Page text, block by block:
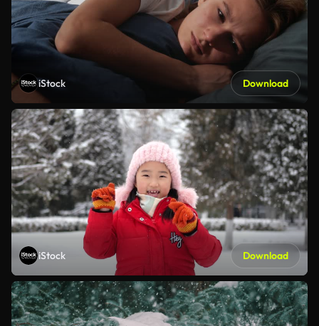
iStock Download
iStock Download